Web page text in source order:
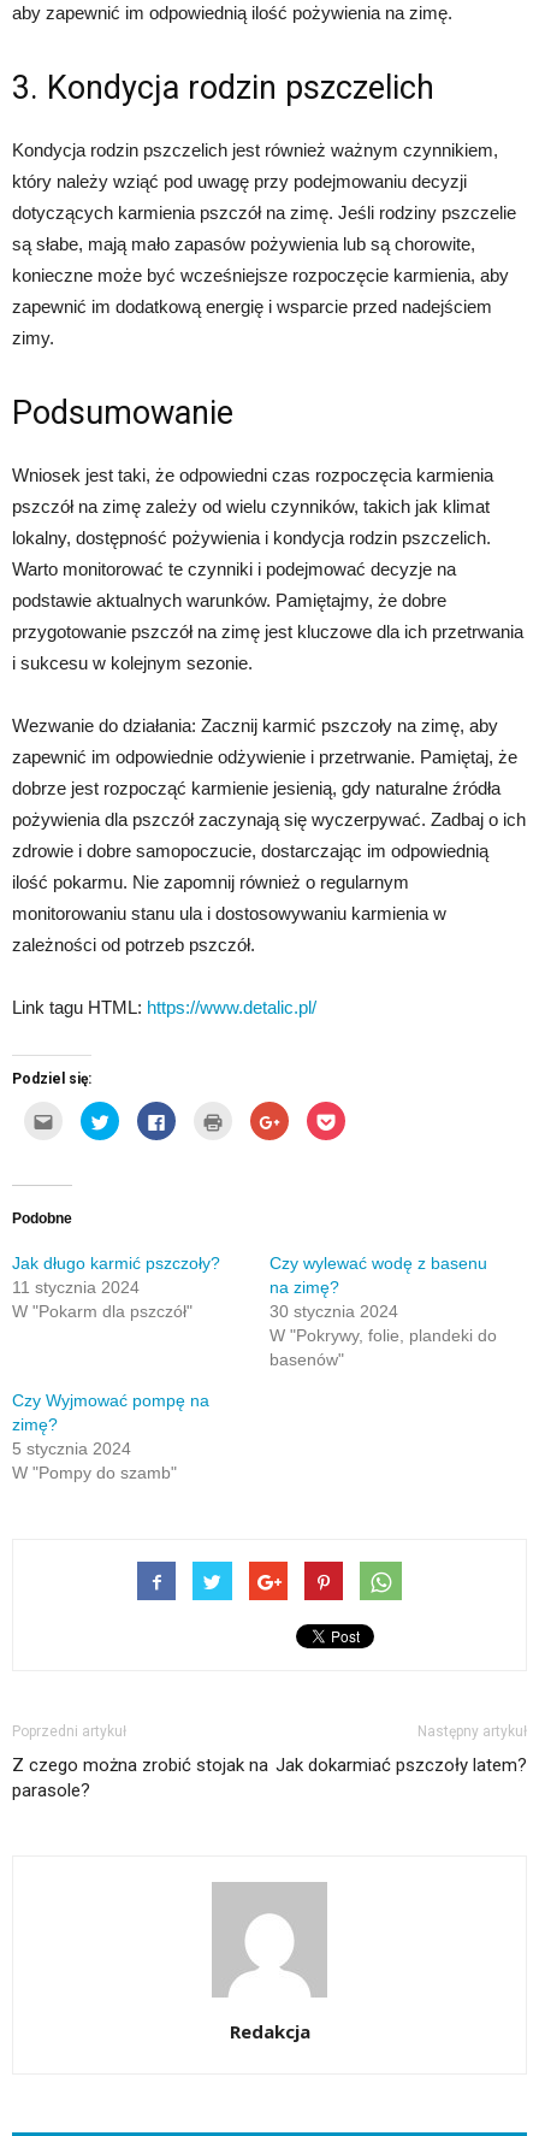
aby zapewnić im odpowiednią ilość pożywienia na zimę.
3. Kondycja rodzin pszczelich
Kondycja rodzin pszczelich jest również ważnym czynnikiem,
który należy wziąć pod uwagę przy podejmowaniu decyzji
dotyczących karmienia pszczół na zimę. Jeśli rodziny pszczelie
są słabe, mają mało zapasów pożywienia lub są chorowite,
konieczne może być wcześniejsze rozpoczęcie karmienia, aby
zapewnić im dodatkową energię i wsparcie przed nadejściem
zimy.
Podsumowanie
Wniosek jest taki, że odpowiedni czas rozpoczęcia karmienia
pszczół na zimę zależy od wielu czynników, takich jak klimat
lokalny, dostępność pożywienia i kondycja rodzin pszczelich.
Warto monitorować te czynniki i podejmować decyzje na
podstawie aktualnych warunków. Pamiętajmy, że dobre
przygotowanie pszczół na zimę jest kluczowe dla ich przetrwania
i sukcesu w kolejnym sezonie.
Wezwanie do działania: Zacznij karmić pszczoły na zimę, aby
zapewnić im odpowiednie odżywienie i przetrwanie. Pamiętaj, że
dobrze jest rozpocząć karmienie jesienią, gdy naturalne źródła
pożywienia dla pszczół zaczynają się wyczerpywać. Zadbaj o ich
zdrowie i dobre samopoczucie, dostarczając im odpowiednią
ilość pokarmu. Nie zapomnij również o regularnym
monitorowaniu stanu ula i dostosowywaniu karmienia w
zależności od potrzeb pszczół.
Link tagu HTML: https://www.detalic.pl/
Podziel się:
Kliknij,
wysłać
znajomego
e-
w
nowym
oknie)
Udostępnij
na
Twitterze(Otwiera
Click
to
Kliknij
wydrukować(Otwiera
Click
to
share
Click
to
Podobne
Jak długo karmić pszczoły?
11 stycznia 2024
W "Pokarm dla pszczół"
Czy wylewać wodę z basenu
na zimę?
30 stycznia 2024
W "Pokrywy, folie, plandeki do
basenów"
Czy Wyjmować pompę na
zimę?
5 stycznia 2024
W "Pompy do szamb"
Poprzedni artykuł
Z czego można zrobić stojak na
parasole?
Następny artykuł
Jak dokarmiać pszczoły latem?
Redakcja